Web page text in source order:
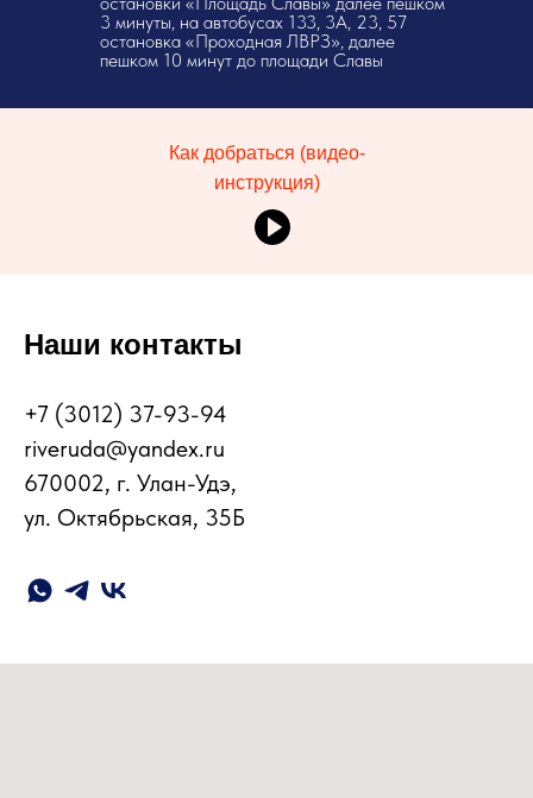
3 минуты, на автобусах 133, 3А, 23, 57
остановка «Проходная ЛВРЗ», далее
пешком 10 минут до площади Славы
Как добраться (видео-
инструкция)
Наши контакты
+7 (3012) 37-93-94
riveruda@yandex.ru
670002, г. Улан-Удэ,
ул. Октябрьская, 35Б